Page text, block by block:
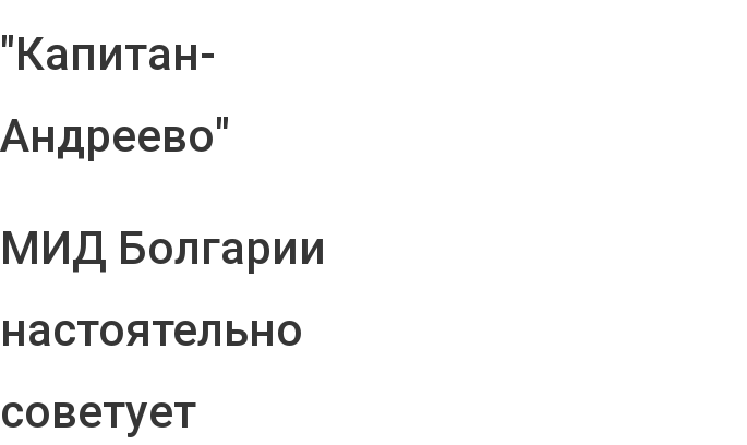
"Капитан-
Андреево"
МИД Болгарии
настоятельно
советует